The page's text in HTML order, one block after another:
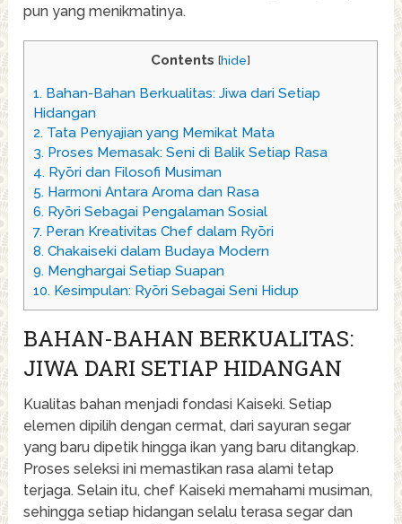
pun yang menikmatinya.
Contents [hide]
1. Bahan-Bahan Berkualitas: Jiwa dari Setiap
Hidangan
2. Tata Penyajian yang Memikat Mata
3. Proses Memasak: Seni di Balik Setiap Rasa
4. Ryōri dan Filosofi Musiman
5. Harmoni Antara Aroma dan Rasa
6. Ryōri Sebagai Pengalaman Sosial
7. Peran Kreativitas Chef dalam Ryōri
8. Chakaiseki dalam Budaya Modern
9. Menghargai Setiap Suapan
10. Kesimpulan: Ryōri Sebagai Seni Hidup
BAHAN-BAHAN BERKUALITAS:
JIWA DARI SETIAP HIDANGAN
Kualitas bahan menjadi fondasi Kaiseki. Setiap
elemen dipilih dengan cermat, dari sayuran segar
yang baru dipetik hingga ikan yang baru ditangkap.
Proses seleksi ini memastikan rasa alami tetap
terjaga. Selain itu, chef Kaiseki memahami musiman,
sehingga setiap hidangan selalu terasa segar dan